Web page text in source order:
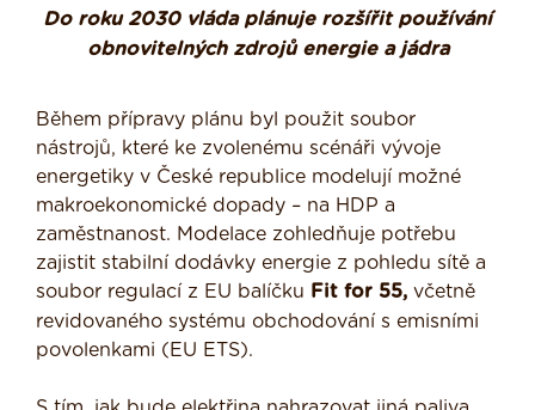
Do roku 2030 vláda plánuje rozšířit používání
obnovitelných zdrojů energie a jádra
Během přípravy plánu byl použit soubor
nástrojů, které ke zvolenému scénáři vývoje
energetiky v České republice modelují možné
makroekonomické dopady – na HDP a
zaměstnanost. Modelace zohledňuje potřebu
zajistit stabilní dodávky energie z pohledu sítě a
soubor regulací z EU balíčku Fit for 55, včetně
revidovaného systému obchodování s emisními
povolenkami (EU ETS).